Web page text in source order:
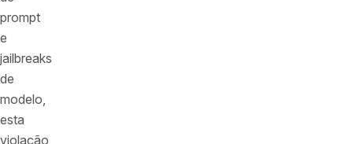
prompt
e
jailbreaks
de
modelo,
esta
violação